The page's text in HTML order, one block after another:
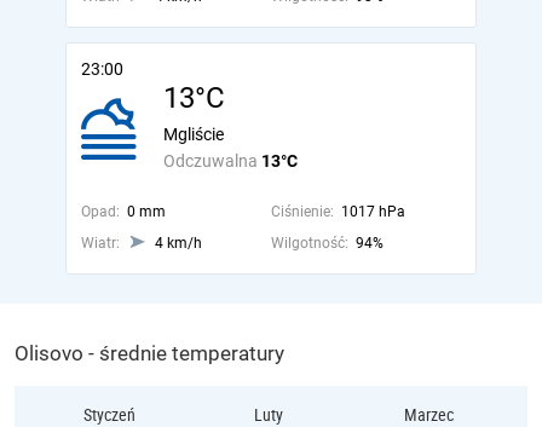
23:00
13°C
Odczuwalna 13°C
Mgliście
Opad: 0 mm Ciśnienie: 1017 hPa
Wiatr:
4 km/h Wilgotność: 94%
Olisovo - średnie temperatury
Styczeń Luty Marzec